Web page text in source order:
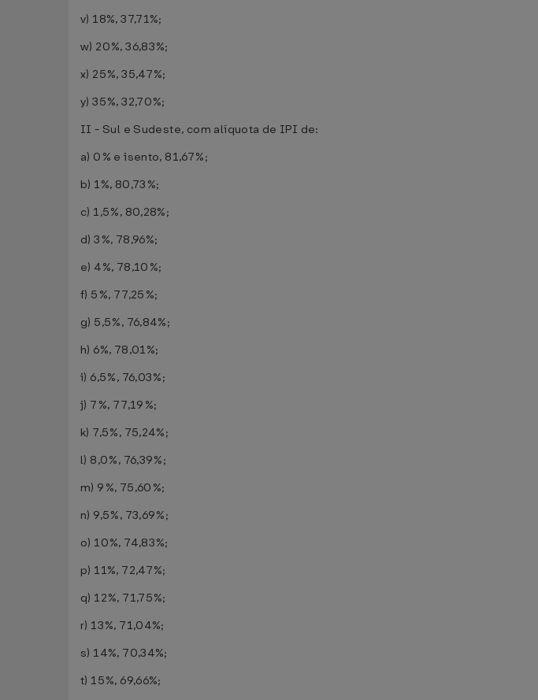
v) 18%, 37,71%;
w) 20%, 36,83%;
x) 25%, 35,47%;
y) 35%, 32,70%;
II - Sul e Sudeste, com alíquota de IPI de:
a) 0% e isento, 81,67%;
b) 1%, 80,73%;
c) 1,5%, 80,28%;
d) 3%, 78,96%;
e) 4%, 78,10%;
f) 5%, 77,25%;
g) 5,5%, 76,84%;
h) 6%, 78,01%;
i) 6,5%, 76,03%;
j) 7%, 77,19%;
k) 7,5%, 75,24%;
l) 8,0%, 76,39%;
m) 9%, 75,60%;
n) 9,5%, 73,69%;
o) 10%, 74,83%;
p) 11%, 72,47%;
q) 12%, 71,75%;
r) 13%, 71,04%;
s) 14%, 70,34%;
t) 15%, 69,66%;